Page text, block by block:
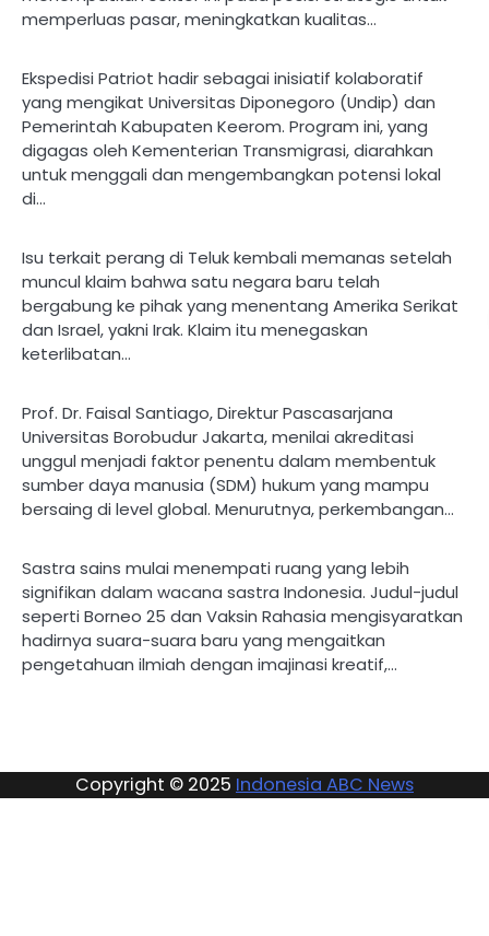
memperluas pasar, meningkatkan kualitas…
Ekspedisi Patriot hadir sebagai inisiatif kolaboratif
yang mengikat Universitas Diponegoro (Undip) dan
Pemerintah Kabupaten Keerom. Program ini, yang
digagas oleh Kementerian Transmigrasi, diarahkan
untuk menggali dan mengembangkan potensi lokal
di…
Isu terkait perang di Teluk kembali memanas setelah
muncul klaim bahwa satu negara baru telah
bergabung ke pihak yang menentang Amerika Serikat
dan Israel, yakni Irak. Klaim itu menegaskan
keterlibatan…
Prof. Dr. Faisal Santiago, Direktur Pascasarjana
Universitas Borobudur Jakarta, menilai akreditasi
unggul menjadi faktor penentu dalam membentuk
sumber daya manusia (SDM) hukum yang mampu
bersaing di level global. Menurutnya, perkembangan…
Sastra sains mulai menempati ruang yang lebih
signifikan dalam wacana sastra Indonesia. Judul-judul
seperti Borneo 25 dan Vaksin Rahasia mengisyaratkan
hadirnya suara-suara baru yang mengaitkan
pengetahuan ilmiah dengan imajinasi kreatif,…
Copyright © 2025 Indonesia ABC News